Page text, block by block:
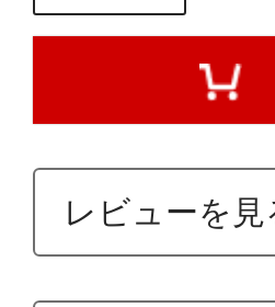
レビューを見